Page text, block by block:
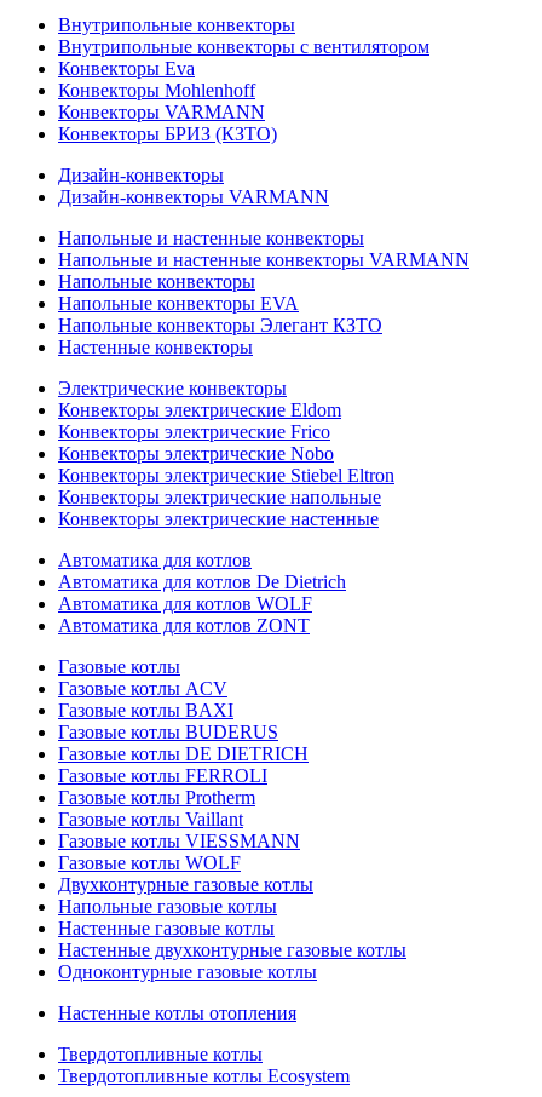
Внутрипольные конвекторы
Внутрипольные конвекторы с вентилятором
Конвекторы Eva
Конвекторы Mohlenhoff
Конвекторы VARMANN
Конвекторы БРИЗ (КЗТО)
Дизайн-конвекторы
Дизайн-конвекторы VARMANN
Напольные и настенные конвекторы
Напольные и настенные конвекторы VARMANN
Напольные конвекторы
Напольные конвекторы EVA
Напольные конвекторы Элегант КЗТО
Настенные конвекторы
Электрические конвекторы
Конвекторы электрические Eldom
Конвекторы электрические Frico
Конвекторы электрические Nobo
Конвекторы электрические Stiebel Eltron
Конвекторы электрические напольные
Конвекторы электрические настенные
Автоматика для котлов
Автоматика для котлов De Dietrich
Автоматика для котлов WOLF
Автоматика для котлов ZONT
Газовые котлы
Газовые котлы ACV
Газовые котлы BAXI
Газовые котлы BUDERUS
Газовые котлы DE DIETRICH
Газовые котлы FERROLI
Газовые котлы Protherm
Газовые котлы Vaillant
Газовые котлы VIESSMANN
Газовые котлы WOLF
Двухконтурные газовые котлы
Напольные газовые котлы
Настенные газовые котлы
Настенные двухконтурные газовые котлы
Одноконтурные газовые котлы
Настенные котлы отопления
Твердотопливные котлы
Твердотопливные котлы Ecosystem